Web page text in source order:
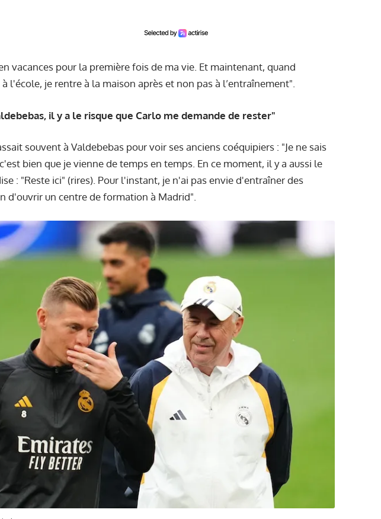
vacances pour la première fois de ma vie. Et maintenant, quand
l'école, je rentre à la maison après et non pas à l’entraînement".
il y a le risque que Carlo me demande de rester"
souvent à Valdebebas pour voir ses anciens coéquipiers : "Je ne sais
bien que je vienne de temps en temps. En ce moment, il y a aussi le
: "Reste ici" (rires). Pour l'instant, je n'ai pas envie d'entraîner des
d'ouvrir un centre de formation à Madrid".